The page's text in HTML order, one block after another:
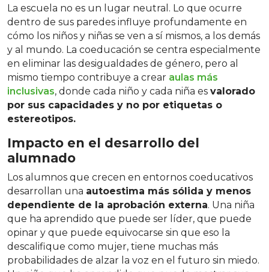
La escuela no es un lugar neutral. Lo que ocurre
dentro de sus paredes influye profundamente en
cómo los niños y niñas se ven a sí mismos, a los demás
y al mundo. La coeducación se centra especialmente
en eliminar las desigualdades de género, pero al
mismo tiempo contribuye a crear aulas más
inclusivas, donde cada niño y cada niña es valorado
por sus capacidades y no por etiquetas o
estereotipos.
Impacto en el desarrollo del
alumnado
Los alumnos que crecen en entornos coeducativos
desarrollan una autoestima más sólida y menos
dependiente de la aprobación externa. Una niña
que ha aprendido que puede ser líder, que puede
opinar y que puede equivocarse sin que eso la
descalifique como mujer, tiene muchas más
probabilidades de alzar la voz en el futuro sin miedo.